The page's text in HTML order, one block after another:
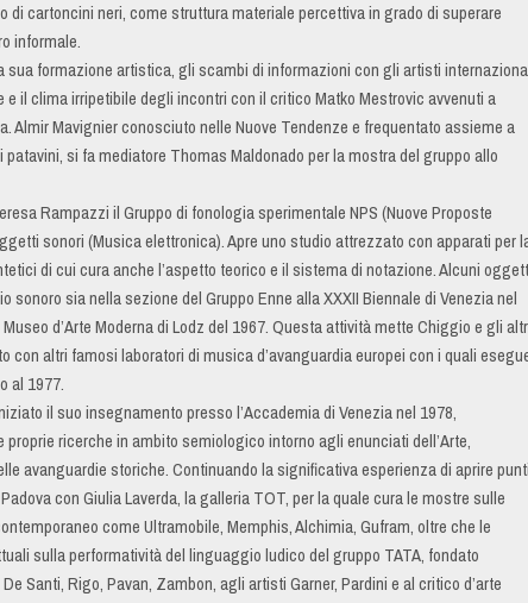
cartoncini neri, come struttura materiale percettiva in grado di superare
informale.
sua formazione artistica, gli scambi di informazioni con gli artisti
il clima irripetibile degli incontri con il critico Matko Mestrovic avvenuti a
Almir Mavignier conosciuto nelle Nuove Tendenze e frequentato assieme a
si fa mediatore Thomas Maldonado per la mostra del gruppo allo
Rampazzi il Gruppo di fonologia sperimentale NPS (Nuove Proposte
sonori (Musica elettronica). Apre uno studio attrezzato con apparati per
di cui cura anche l’aspetto teorico e il sistema di notazione. Alcuni
sonoro sia nella sezione del Gruppo Enne alla XXXII Biennale di Venezia nel
d’Arte Moderna di Lodz del 1967. Questa attività mette Chiggio e gli
con altri famosi laboratori di musica d’avanguardia europei con i quali
al 1977.
il suo insegnamento presso l’Accademia di Venezia nel 1978,
ricerche in ambito semiologico intorno agli enunciati dell’Arte,
avanguardie storiche. Continuando la significativa esperienza di aprire punti
con Giulia Laverda, la galleria TOT, per la quale cura le mostre sulle
come Ultramobile, Memphis, Alchimia, Gufram, oltre che le
sulla performatività del linguaggio ludico del gruppo TATA, fondato
Santi, Rigo, Pavan, Zambon, agli artisti Garner, Pardini e al critico d’arte